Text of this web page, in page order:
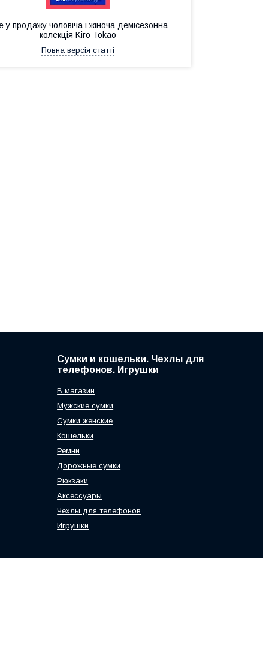
у продажу чоловіча і жіноча демісезонна
колекція Kiro Tokao
Повна версія статті
Сумки и кошельки. Чехлы для
телефонов. Игрушки
В магазин
Мужские сумки
Сумки женские
Кошельки
Ремни
Дорожные сумки
Рюкзаки
Аксессуары
Чехлы для телефонов
Игрушки